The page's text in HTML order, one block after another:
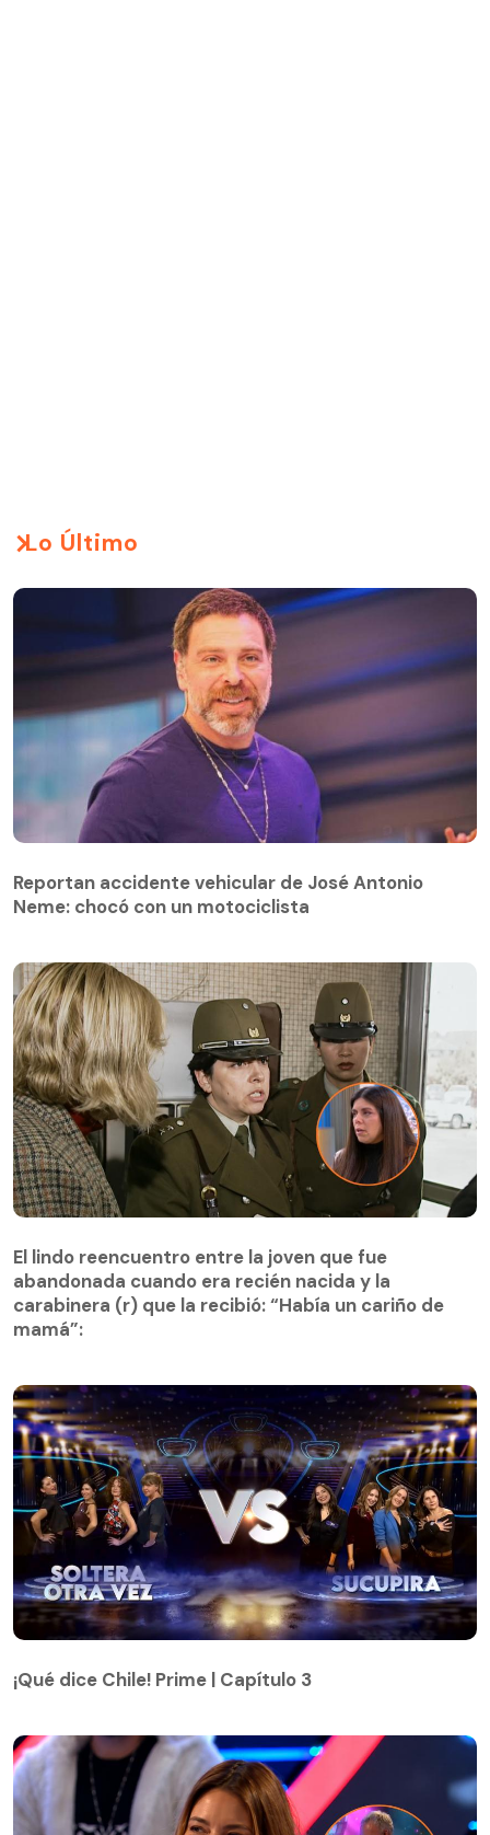
Lo Último
Reportan accidente vehicular de José Antonio
Neme: chocó con un motociclista
abandonada cuando era recién nacida y la
carabinera (r) que la recibió: “Había un cariño de
mamá”:
El lindo reencuentro entre la joven que fue
abandonada cuando era recién nacida y la
carabinera (r) que la recibió: “Había un cariño de
mamá”:
¡Qué dice Chile! Prime | Capítulo 3